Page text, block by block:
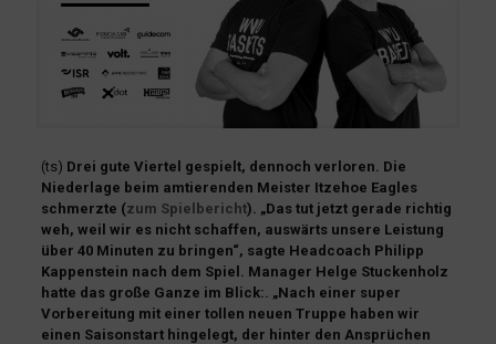
(ts) Drei gute Viertel gespielt, dennoch verloren. Die
Niederlage beim amtierenden Meister Itzehoe Eagles
schmerzte (zum Spielbericht). „Das tut jetzt gerade richtig
weh, weil wir es nicht schaffen, auswärts unsere Leistung
über 40 Minuten zu bringen“, sagte Headcoach Philipp
Kappenstein nach dem Spiel. Manager Helge Stuckenholz
hatte das große Ganze im Blick:. „Nach einer super
Vorbereitung mit einer tollen neuen Truppe haben wir
einen Saisonstart hingelegt, der hinter den Ansprüchen